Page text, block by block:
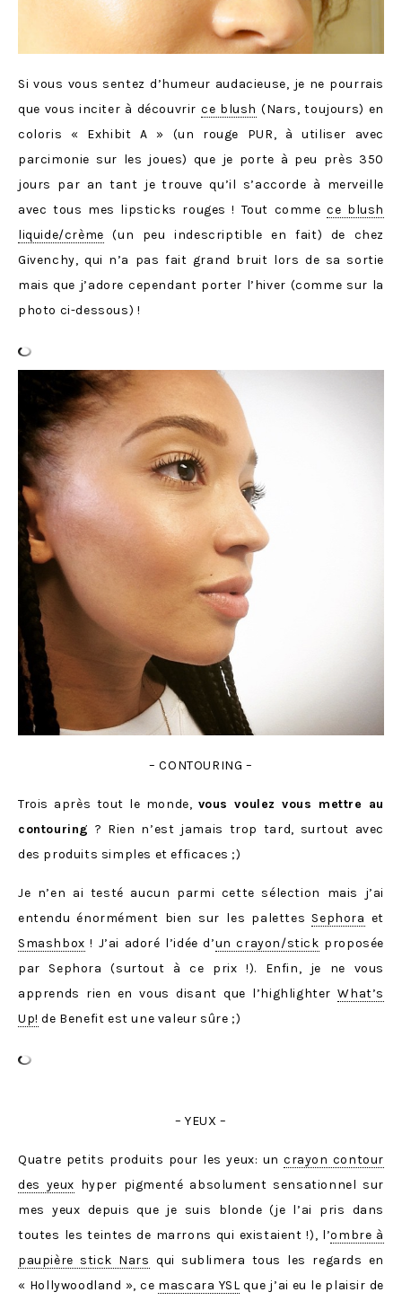
Si vous vous sentez d’humeur audacieuse, je ne pourrais
que vous inciter à découvrir ce blush (Nars, toujours) en
coloris « Exhibit A » (un rouge PUR, à utiliser avec
parcimonie sur les joues) que je porte à peu près 350
jours par an tant je trouve qu’il s’accorde à merveille
avec tous mes lipsticks rouges ! Tout commece blush
liquide/crème (un peu indescriptible en fait) de chez
Givenchy, qui n’a pas fait grand bruit lors de sa sortie
mais que j’adore cependant porter l’hiver (comme sur la
photo ci-dessous) !
– CONTOURING –
Trois après tout le monde, vous voulez vous mettre au
contouring ? Rien n’est jamais trop tard, surtout avec
des produits simples et efficaces ;)
Je n’en ai testé aucun parmi cette sélection mais j’ai
entendu énormément bien sur les palettes Sephora et
Smashbox ! J’ai adoré l’idée d’un crayon/stick proposée
par Sephora (surtout à ce prix !). Enfin, je ne vous
apprends rien en vous disant que l’highlighterWhat’s
Up! de Benefit est une valeur sûre ;)
– YEUX –
Quatre petits produits pour les yeux: un crayon contour
des yeux hyper pigmenté absolument sensationnel sur
mes yeux depuis que je suis blonde (je l’ai pris dans
toutes les teintes de marrons qui existaient !), l’ombre à
paupière stick Nars qui sublimera tous les regards en
« Hollywoodland », ce mascara YSL que j’ai eu le plaisir de